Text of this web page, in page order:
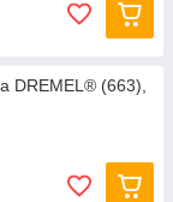
DREMEL® (663),